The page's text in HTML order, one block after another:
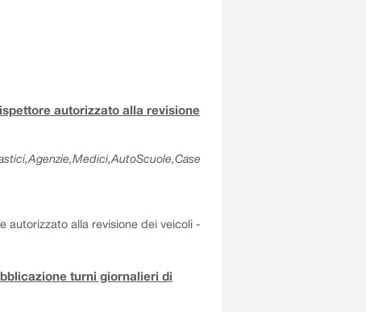
autorizzato alla revisione
autorizzato alla revisione dei veicoli -
turni giornalieri di